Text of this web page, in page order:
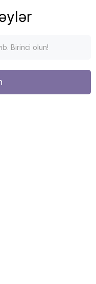
Birinci olun!